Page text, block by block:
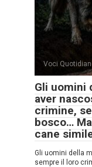
Voci
Gli uomini
aver
crimine,
bosco…
cane
Gli uomini della
sempre il loro